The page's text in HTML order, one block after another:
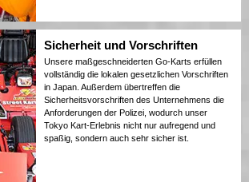
Sicherheit und Vorschriften
Unsere maßgeschneiderten Go-Karts erfüllen
vollständig die lokalen gesetzlichen Vorschriften
in Japan. Außerdem übertreffen die
Sicherheitsvorschriften des Unternehmens die
Anforderungen der Polizei, wodurch unser
Tokyo Kart-Erlebnis nicht nur aufregend und
spaßig, sondern auch sehr sicher ist.